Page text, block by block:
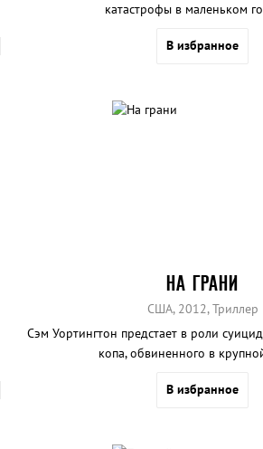
катастрофы в маленьком
В избранное
НА ГРАНИ
США, 2012, Триллер
Сэм Уортингтон предстает в роли
копа, обвиненного в
В избранное